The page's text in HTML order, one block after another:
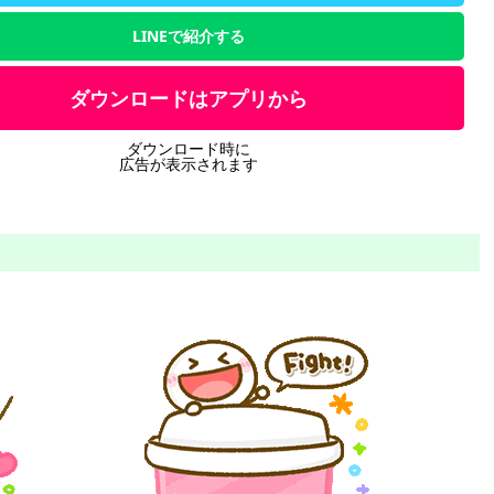
LINEで紹介する
ダウンロードはアプリから
ダウンロード時に
広告が表示されます